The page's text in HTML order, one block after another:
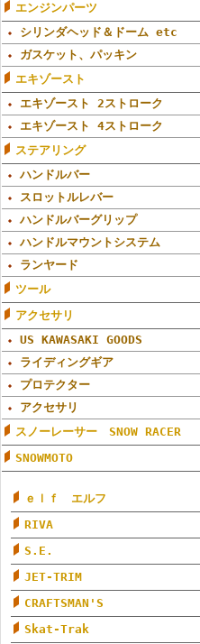
エンジンパーツ
シリンダヘッド＆ドーム etc
ガスケット、パッキン
エキゾースト
エキゾースト 2ストローク
エキゾースト 4ストローク
ステアリング
ハンドルバー
スロットルレバー
ハンドルバーグリップ
ハンドルマウントシステム
ランヤード
ツール
アクセサリ
US KAWASAKI GOODS
ライディングギア
プロテクター
アクセサリ
スノーレーサー SNOW RACER
SNOWMOTO
ｅｌｆ エルフ
RIVA
S.E.
JET-TRIM
CRAFTSMAN'S
Skat-Trak